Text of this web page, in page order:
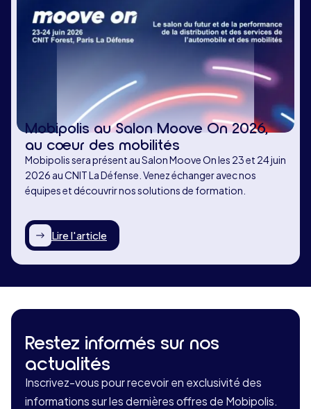
Mobipolis au Salon Moove On 2026,
au cœur des mobilités
Mobipolis sera présent au Salon Moove On les 23 et 24 juin
2026 au CNIT La Défense. Venez échanger avec nos
équipes et découvrir nos solutions de formation.
Lire l'article
Restez informés sur nos
actualités
Inscrivez-vous pour recevoir en exclusivité des
informations sur les dernières offres de Mobipolis.